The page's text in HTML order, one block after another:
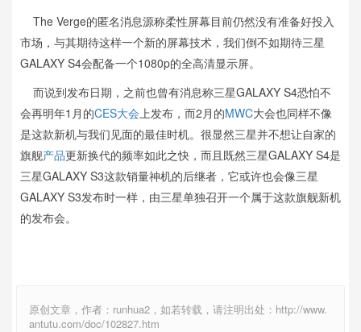
The Verge的匿名消息源称柔性屏幕目前仍然没有准备好投入
市场，与其期待这样一个新的屏幕技术，我们倒不如期待三星
GALAXY S4会配备一个1080p的全高清显示屏。
而说到发布日期，之前也曾有消息称三星GALAXY S4恐怕不
会再明年1月的CES大会 上发布，而2月的MWC大会也同样不像
是这款新机与我们见面的最佳时机。很显然三星并不想让自家的
旗舰产品更新换代的频率如此之快，而且既然三星GALAXY S4是
三星GALAXY S3这款销量神机的后继者，它或许也会像三星
GALAXY S3发布时一样，由三星单独召开一个属于这款旗舰新机
的发布会。
原创文章，作者：runhua2，如若转载，请注明出处：http://www.
antutu.com/doc/102827.htm